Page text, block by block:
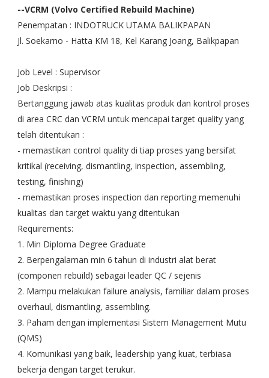
--VCRM (Volvo Certified Rebuild Machine)
Penempatan : INDOTRUCK UTAMA BALIKPAPAN
Jl. Soekarno - Hatta KM 18, Kel Karang Joang, Balikpapan
Job Level : Supervisor
Job Deskripsi :
Bertanggung jawab atas kualitas produk dan kontrol proses
di area CRC dan VCRM untuk mencapai target quality yang
telah ditentukan :
- memastikan control quality di tiap proses yang bersifat
kritikal (receiving, dismantling, inspection, assembling,
testing, finishing)
- memastikan proses inspection dan reporting memenuhi
kualitas dan target waktu yang ditentukan
Requirements:
1. Min Diploma Degree Graduate
2. Berpengalaman min 6 tahun di industri alat berat
(componen rebuild) sebagai leader QC / sejenis
2. Mampu melakukan failure analysis, familiar dalam proses
overhaul, dismantling, assembling.
3. Paham dengan implementasi Sistem Management Mutu
(QMS)
4. Komunikasi yang baik, leadership yang kuat, terbiasa
bekerja dengan target terukur.